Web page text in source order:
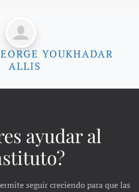
YOUKHADAR
ALLIS
ayudar al
seguir creciendo para que las